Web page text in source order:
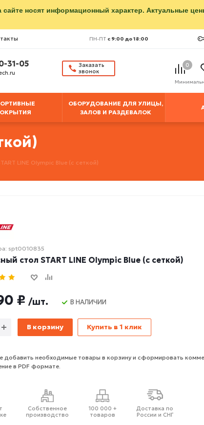
носят информационный характер. Актуальные
ПН-ПТ с 9:00 до 18:00
31-05
Заказать
звонок
0
ОБОРУДОВАНИЕ ДЛЯ УЛИЦЫ,
ЗАЛОВ И РАЗДЕВАЛОК
LINE Olympic Blue (с сеткой)
spt0010835
стол START LINE Olympic Blue (с сеткой)
₽ /шт. В НАЛИЧИИ
В корзину Купить в 1 клик
добавить необходимые товары в корзину и сформировать
в PDF формате.
Собственное
производство
100 000 +
товаров
Доставка по
России и СНГ